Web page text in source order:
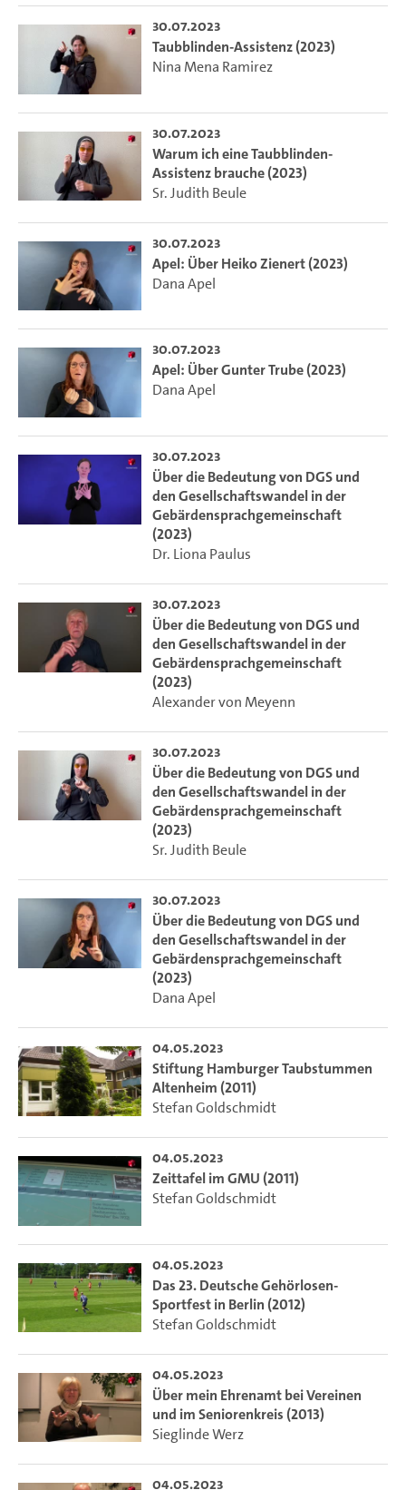
30.07.2023
Taubblinden-Assistenz (2023)
Nina Mena Ramirez
30.07.2023
Warum ich eine Taubblinden-
Assistenz brauche (2023)
Sr. Judith Beule
30.07.2023
Apel: Über Heiko Zienert (2023)
Dana Apel
30.07.2023
Apel: Über Gunter Trube (2023)
Dana Apel
30.07.2023
Über die Bedeutung von DGS und
den Gesellschaftswandel in der
Gebärdensprachgemeinschaft
(2023)
Dr. Liona Paulus
30.07.2023
Über die Bedeutung von DGS und
den Gesellschaftswandel in der
Gebärdensprachgemeinschaft
(2023)
Alexander von Meyenn
30.07.2023
Über die Bedeutung von DGS und
den Gesellschaftswandel in der
Gebärdensprachgemeinschaft
(2023)
Sr. Judith Beule
30.07.2023
Über die Bedeutung von DGS und
den Gesellschaftswandel in der
Gebärdensprachgemeinschaft
(2023)
Dana Apel
04.05.2023
Stiftung Hamburger Taubstummen
Altenheim (2011)
Stefan Goldschmidt
04.05.2023
Zeittafel im GMU (2011)
Stefan Goldschmidt
04.05.2023
Das 23. Deutsche Gehörlosen-
Sportfest in Berlin (2012)
Stefan Goldschmidt
04.05.2023
Über mein Ehrenamt bei Vereinen
und im Seniorenkreis (2013)
Sieglinde Werz
04.05.2023